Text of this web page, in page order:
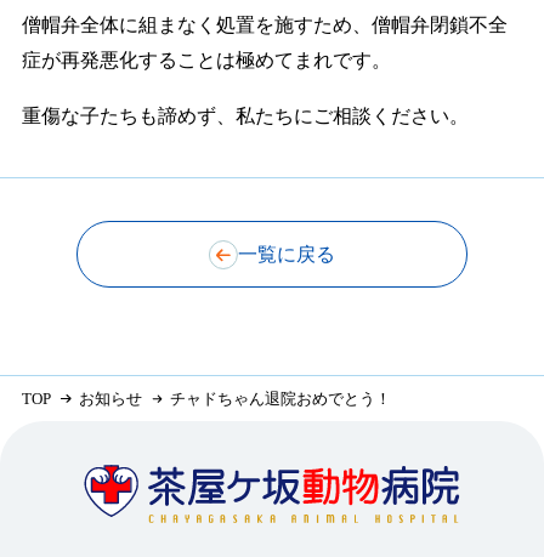
僧帽弁全体に組まなく処置を施すため、僧帽弁閉鎖不全
症が再発悪化することは極めてまれです。
重傷な子たちも諦めず、私たちにご相談ください。
一覧に戻る
TOP お知らせ チャドちゃん退院おめでとう！